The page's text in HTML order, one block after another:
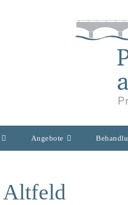
Angebote
Altfeld